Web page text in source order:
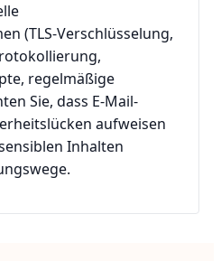
(TLS-Verschlüsselung,
regelmäßige
Sie, dass E-Mail-
aufweisen
Inhalten